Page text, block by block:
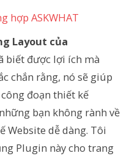
hợp ASKWHAT
Layout của
biết được lợi ích mà
chắn rằng, nó sẽ giúp
đoạn thiết kế
bạn không rành về
Website dễ dàng. Tôi
Plugin này cho trang